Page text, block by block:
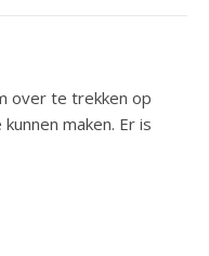
over te trekken op
maken. Er is